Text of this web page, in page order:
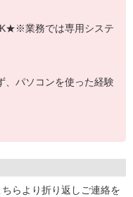
業務では専用システ
パソコンを使った経験
らより折り返しご連絡を